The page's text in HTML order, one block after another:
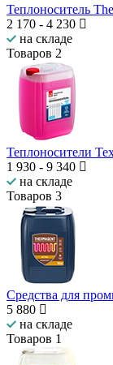
Теплоноситель
2 170 - 4 230
на складе
Товаров 2
Теплоносители
1 930 - 9 340
на складе
Товаров 3
Средства для
5 880
на складе
Товаров 1